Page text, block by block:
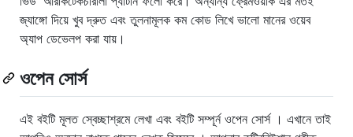
জ্যাঙ্গো দিয়ে খুব দ্রুত এবং তুলনামূলক কম কোড লিখে ভালো মানের ওয়েব
অ্যাপ ডেভেলপ করা যায়।
ওপেন সোর্স
এই বইটি মূলত স্বেচ্ছাশ্রমে লেখা এবং বইটি সম্পূর্ন ওপেন সোর্স । এখানে তাই